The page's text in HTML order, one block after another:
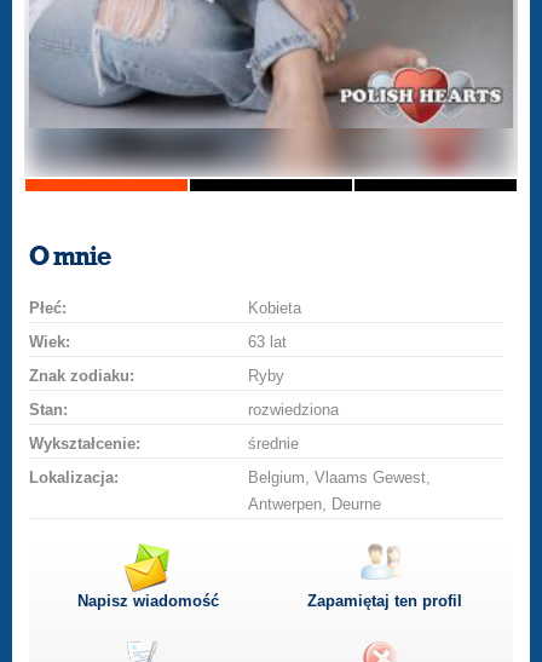
O mnie
Płeć:
Kobieta
Wiek:
63 lat
Znak zodiaku:
Ryby
Stan:
rozwiedziona
Wykształcenie:
średnie
Lokalizacja:
Belgium, Vlaams Gewest,
Antwerpen, Deurne
Napisz wiadomość Zapamiętaj ten profil